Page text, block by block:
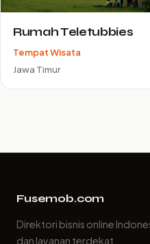
Rumah Teletubbies
Tempat Wisata
Jawa Timur
Fusemob.com
Direktori bisnis online
dan layanan terdekat.